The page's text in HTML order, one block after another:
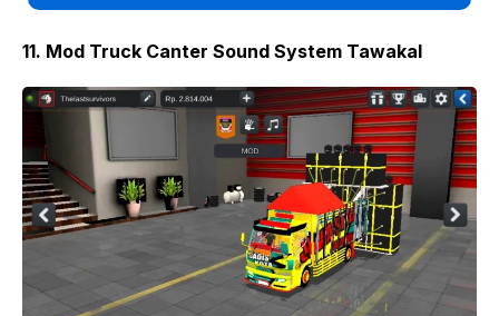
11. Mod Truck Canter Sound System Tawakal